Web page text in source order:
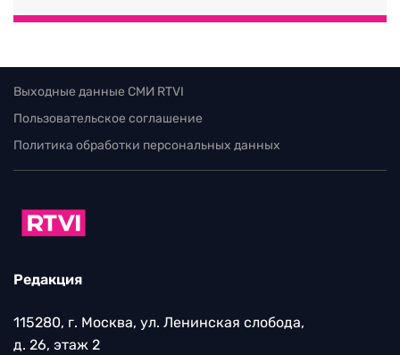
Выходные данные СМИ RTVI
Пользовательское соглашение
Политика обработки персональных данных
Редакция
115280, г. Москва, ул. Ленинская слобода,
д. 26, этаж 2